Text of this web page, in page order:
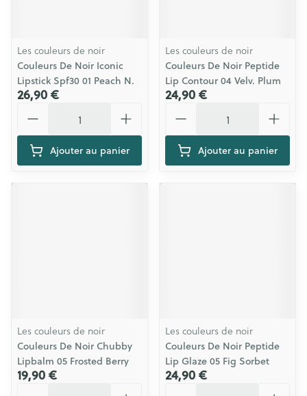
Les couleurs de noir
Couleurs De Noir Iconic
Lipstick Spf30 01 Peach N.
26,90 €
Ajouter au panier
Les couleurs de noir
Couleurs De Noir Peptide
Lip Contour 04 Velv. Plum
24,90 €
Ajouter au panier
Les couleurs de noir
Couleurs De Noir Chubby
Lipbalm 05 Frosted Berry
19,90 €
Les couleurs de noir
Couleurs De Noir Peptide
Lip Glaze 05 Fig Sorbet
24,90 €